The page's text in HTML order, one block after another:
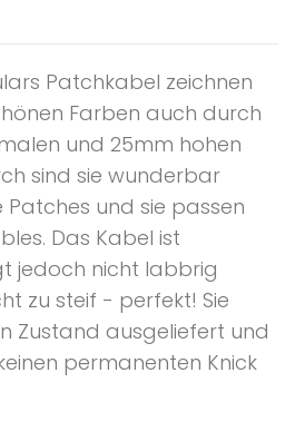
Patchkabel zeichnen
Farben auch durch
und 25mm hohen
sind sie wunderbar
und sie passen
Das Kabel ist
jedoch nicht labbrig
zu steif - perfekt! Sie
Zustand ausgeliefert und
permanenten Knick